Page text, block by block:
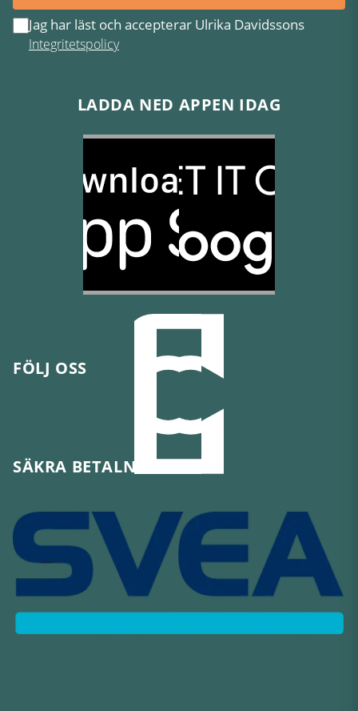
Jag har läst och accepterar Ulrika Davidssons
Integritetspolicy
LADDA NED APPEN IDAG
FÖLJ OSS
SÄKRA BETALNINGAR